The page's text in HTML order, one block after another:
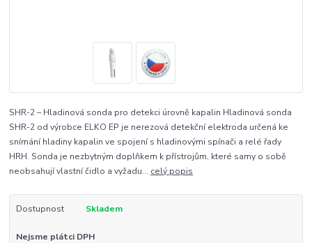
SHR-2 – Hladinová sonda pro detekci úrovně kapalin Hladinová sonda
SHR-2 od výrobce ELKO EP je nerezová detekční elektroda určená ke
snímání hladiny kapalin ve spojení s hladinovými spínači a relé řady
HRH. Sonda je nezbytným doplňkem k přístrojům, které samy o sobě
neobsahují vlastní čidlo a vyžadu... celý popis
Dostupnost Skladem
Nejsme plátci DPH